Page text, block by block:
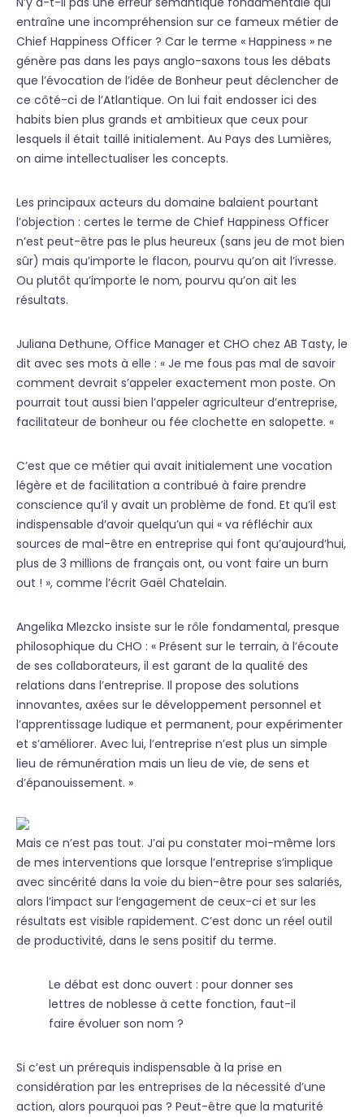
entraîne une incompréhension sur ce fameux métier de
Chief Happiness Officer ? Car le terme « Happiness » ne
génère pas dans les pays anglo-saxons tous les débats
que l’évocation de l’idée de Bonheur peut déclencher de
ce côté-ci de l’Atlantique. On lui fait endosser ici des
habits bien plus grands et ambitieux que ceux pour
lesquels il était taillé initialement. Au Pays des Lumières,
on aime intellectualiser les concepts.
Les principaux acteurs du domaine balaient pourtant
l’objection : certes le terme de Chief Happiness Officer
n’est peut-être pas le plus heureux (sans jeu de mot bien
sûr) mais qu’importe le flacon, pourvu qu’on ait l’ivresse.
Ou plutôt qu’importe le nom, pourvu qu’on ait les
résultats.
Juliana Dethune, Office Manager et CHO chez AB Tasty, le
dit avec ses mots à elle : « Je me fous pas mal de savoir
comment devrait s’appeler exactement mon poste. On
pourrait tout aussi bien l’appeler agriculteur d’entreprise,
facilitateur de bonheur ou fée clochette en salopette. «
C’est que ce métier qui avait initialement une vocation
légère et de facilitation a contribué à faire prendre
conscience qu’il y avait un problème de fond. Et qu’il est
indispensable d’avoir quelqu’un qui « va réfléchir aux
sources de mal-être en entreprise qui font qu’aujourd’hui,
plus de 3 millions de français ont, ou vont faire un burn
out ! », comme l’écrit Gaël Chatelain.
Angelika Mlezcko insiste sur le rôle fondamental, presque
philosophique du CHO : « Présent sur le terrain, à l’écoute
de ses collaborateurs, il est garant de la qualité des
relations dans l’entreprise. Il propose des solutions
innovantes, axées sur le développement personnel et
l’apprentissage ludique et permanent, pour expérimenter
et s’améliorer. Avec lui, l’entreprise n’est plus un simple
lieu de rémunération mais un lieu de vie, de sens et
d’épanouissement. »
Mais ce n’est pas tout. J’ai pu constater moi-même lors
de mes interventions que lorsque l’entreprise s’implique
avec sincérité dans la voie du bien-être pour ses salariés,
alors l’impact sur l’engagement de ceux-ci et sur les
résultats est visible rapidement. C’est donc un réel outil
de productivité, dans le sens positif du terme.
Le débat est donc ouvert : pour donner ses
lettres de noblesse à cette fonction, faut-il
faire évoluer son nom ?
Si c’est un prérequis indispensable à la prise en
considération par les entreprises de la nécessité d’une
action, alors pourquoi pas ? Peut-être que la maturité